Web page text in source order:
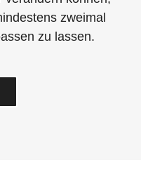
zweimal
zu lassen.